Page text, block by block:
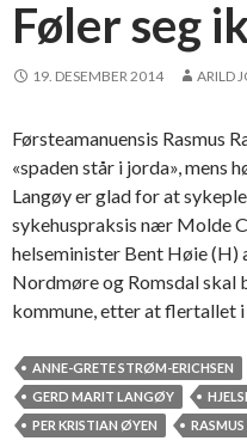
Føler seg
19. DESEMBER 2014 ARILD
Førsteamanuensis Rasmus
«spaden står i jorda»,
Langøy er glad for at
sykehuspraksis nær Molde
helseminister Bent Høie (H)
Nordmøre og Romsdal skal
kommune, etter at flertallet
ANNE-GRETE STRØM-ERICHSEN
GERD MARIT LANGØY
PER KRISTIAN ØYEN
RASMUS